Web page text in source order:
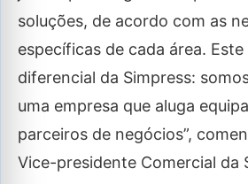
soluções, de acordo com as
específicas de cada área.
diferencial da Simpress:
uma empresa que aluga
parceiros de negócios”,
Vice-presidente Comercial da